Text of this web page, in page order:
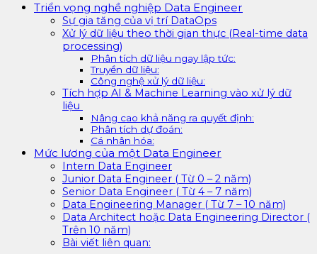
Triển vọng nghề nghiệp Data Engineer
Sự gia tăng của vị trí DataOps
Xử lý dữ liệu theo thời gian thực (Real-time data
processing)
Phân tích dữ liệu ngay lập tức:
Truyền dữ liệu:
Công nghệ xử lý dữ liệu:
Tích hợp AI & Machine Learning vào xử lý dữ
liệu
Nâng cao khả năng ra quyết định:
Phân tích dự đoán:
Cá nhân hóa:
Mức lương của một Data Engineer
Intern Data Engineer
Junior Data Engineer ( Từ 0 – 2 năm)
Senior Data Engineer ( Từ 4 – 7 năm)
Data Engineering Manager ( Từ 7 – 10 năm)
Data Architect hoặc Data Engineering Director (
Trên 10 năm)
Bài viết liên quan: